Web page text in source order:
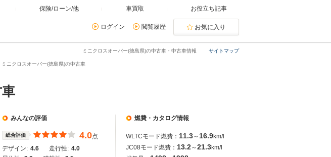
保険/ローン/他 車買取 お役立ち記事
ログイン 閲覧履歴 お気に入り
サイトマップ
ミニクロスオーバー(徳島県)の中古車・中古車情報
ミニクロスオーバー(徳島県)の中古車
みんなの評価
総合評価 4.0点
デザイン: 4.6 走行性: 4.0
燃費・カタログ情報
WLTCモード燃費： 11.3～ 16.9km/l
JC08モード燃費： 13.2～21.3km/l